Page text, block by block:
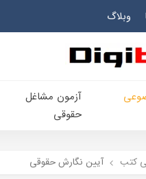
وبلاگ
آزمون مشاغل
حقوقی
کتب آیین نگارش حقوقی